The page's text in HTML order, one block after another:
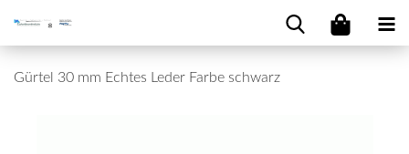
Gürtel 30 mm Echtes Leder Farbe schwarz